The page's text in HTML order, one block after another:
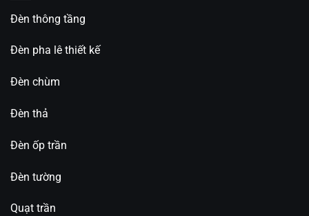
✅ Lắp đặt linh hoạt – chiều cao tùy chỉnh theo
không gian
✅ Bảo hành chính hãng – hỗ trợ tư vấn & thi công
Uy Tín?
pha lê chính hãng
phù hợp mọi kiểu trần cao. Đội ngũ tư vấn và kỹ
thuật sẽ hỗ trợ chọn mẫu và lắp đặt tận nơi nhanh
chóng.
Đèn thông tầng
Đèn pha lê thiết kế
Đèn chùm
Đèn thả
Đèn ốp trần
Đèn tường
Quạt trần